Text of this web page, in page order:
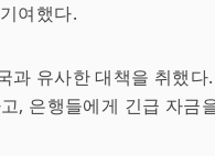
여했다.
과 유사한 대책을 취했
, 은행들에게 긴급 자금